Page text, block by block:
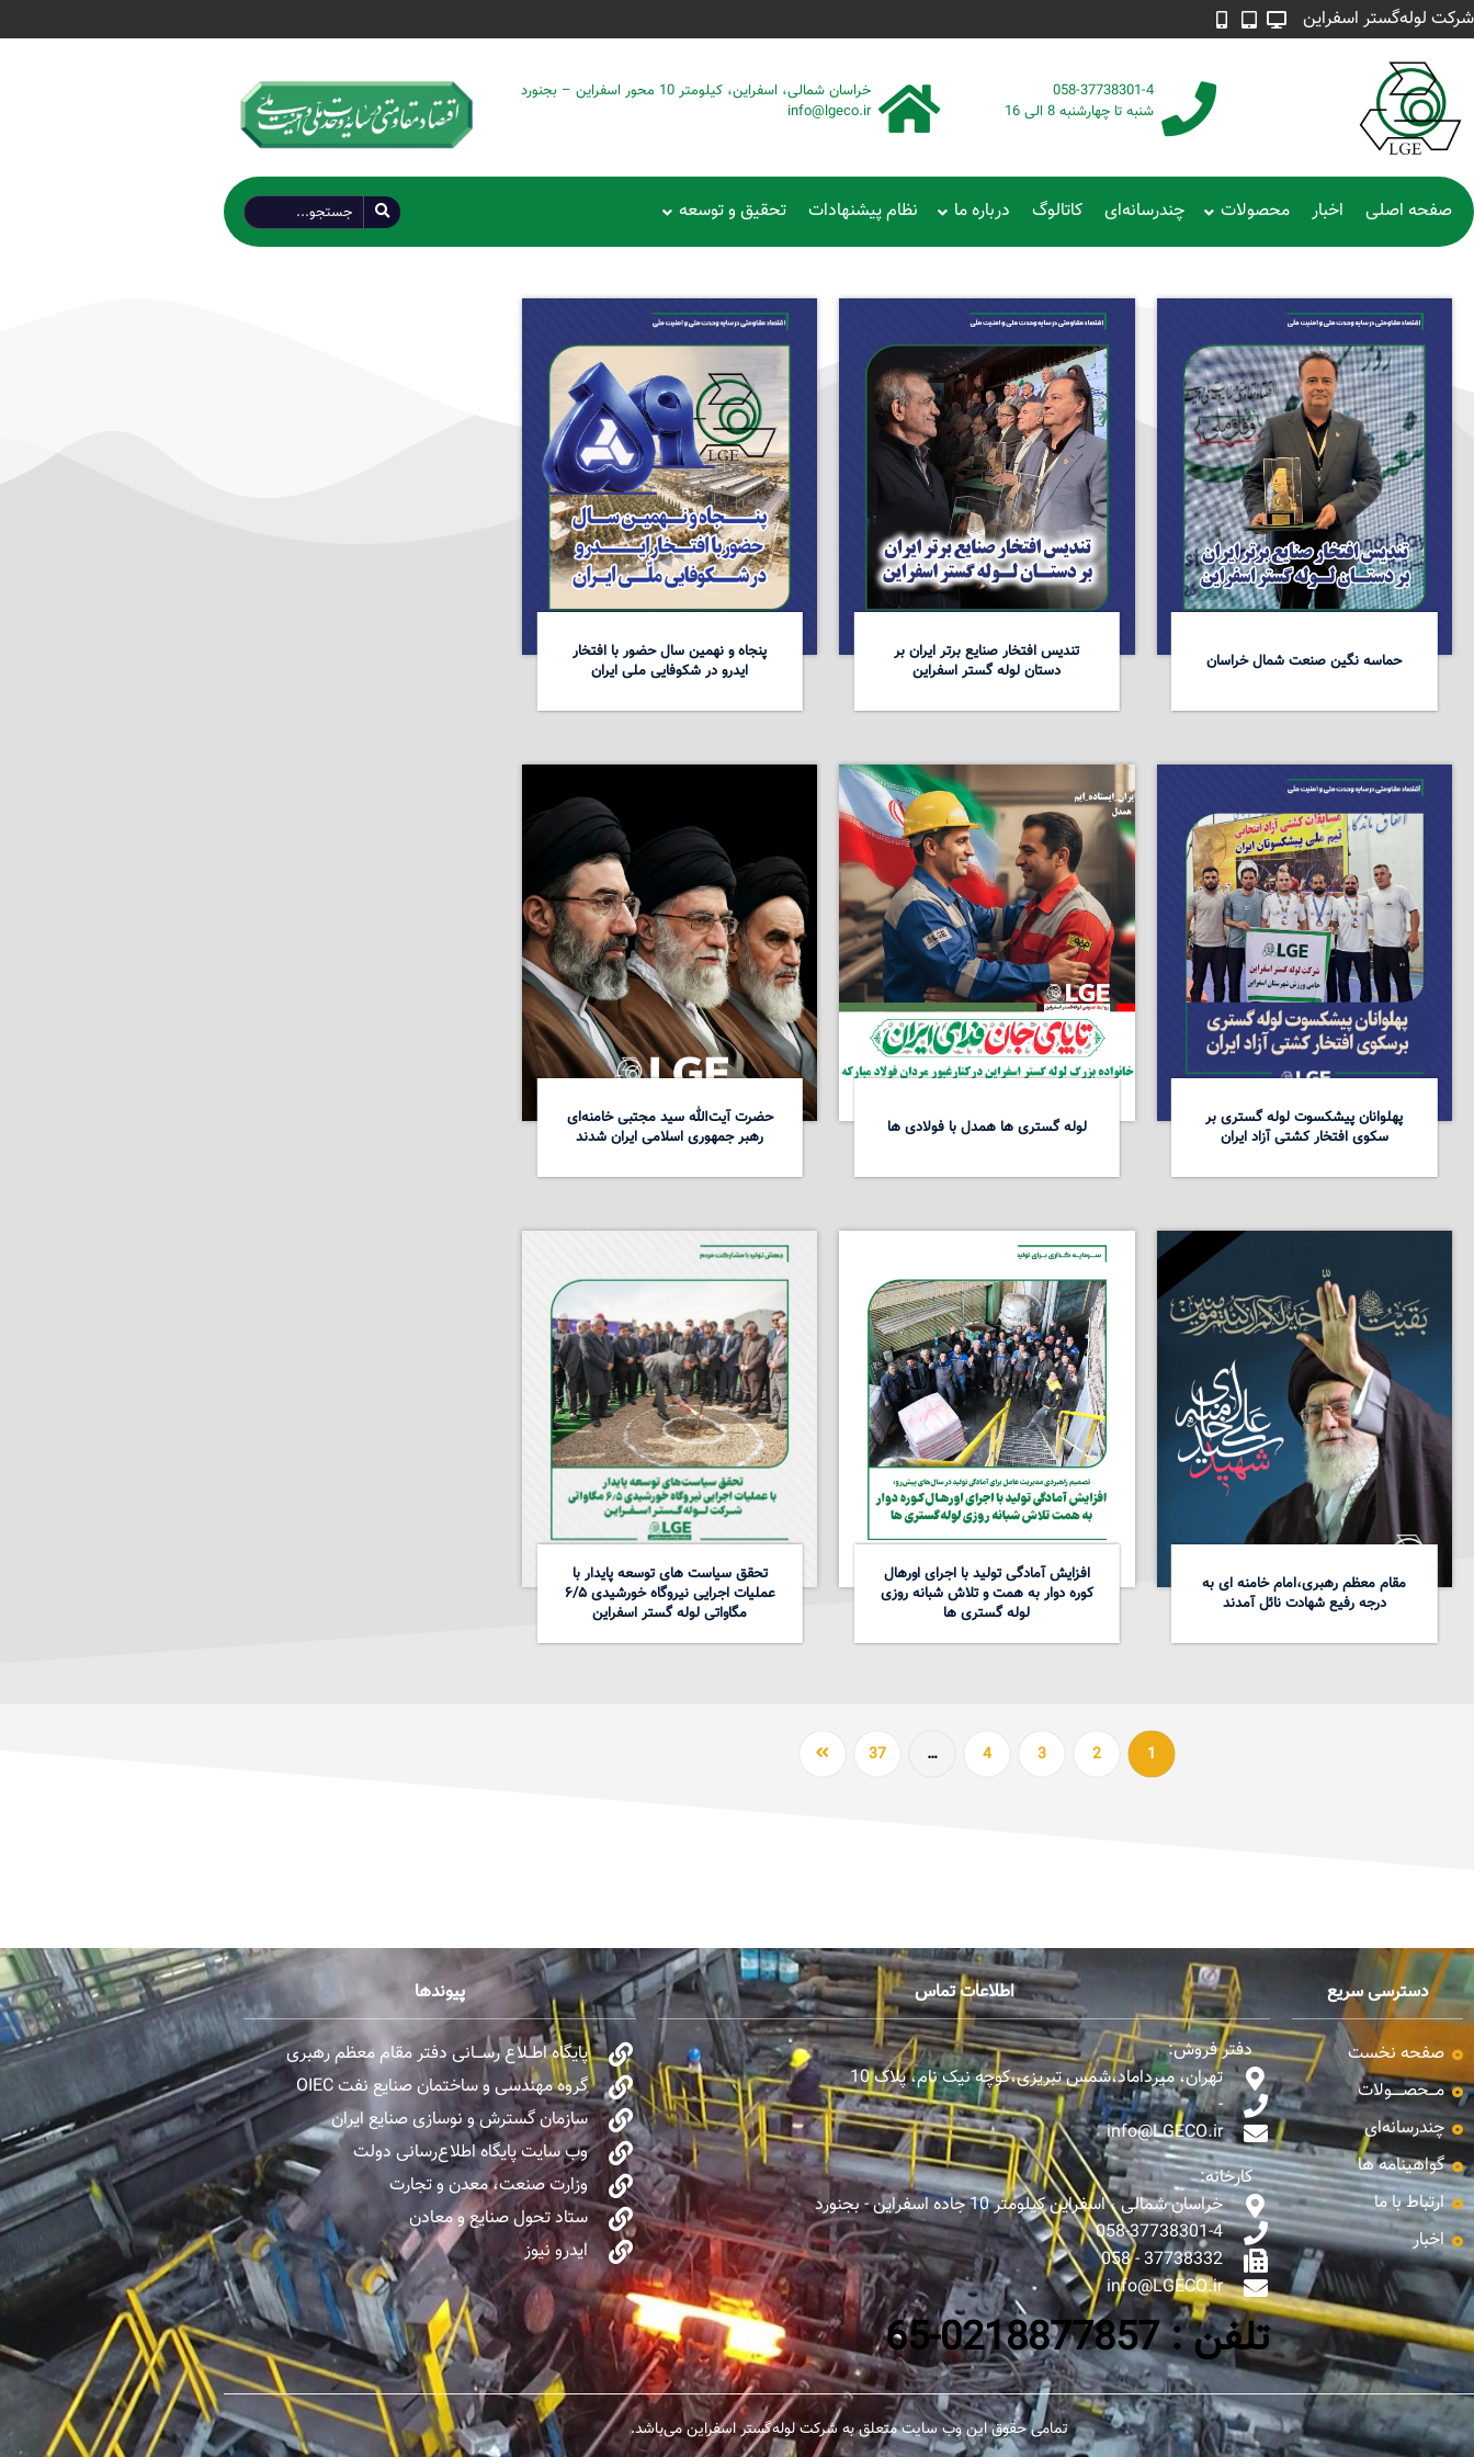
شرکت لوله‌گستر اسفراین
058-37738301-4
شنبه تا چهارشنبه 8 الی 16
خراسان شمالی، اسفراین، کیلومتر 10 محور اسفراین – بجنورد
info@lgeco.ir
صفحه اصلی اخبار محصولات چندرسانه‌ای کاتالوگ درباره ما نظام پیشنهادات تحقیق و توسعه
حماسه نگین صنعت شمال خراسان
تندیس افتخار صنایع برتر ایران بر
دستان لوله گستر اسفراین
پنجاه و نهمین سال حضور با افتخار
ایدرو در شکوفایی ملی ایران
پهلوانان پیشکسوت لوله گستری بر
سکوی افتخار کشتی آزاد ایران
لوله گستری ها همدل با فولادی ها
حضرت آیت‌الله سید مجتبی خامنه‌ای
رهبر جمهوری اسلامی ایران شدند
مقام معظم رهبری،امام خامنه ای به
درجه رفیع شهادت نائل آمدند
افزایش آمادگی تولید با اجرای اورهال
کوره دوار به همت و تلاش شبانه روزی
لوله گستری ها
تحقق سیاست های توسعه پایدار با
عملیات اجرایی نیروگاه خورشیدی ۶/۵
مگاواتی لوله گستر اسفراین
1
2
3
4
…
37
دسترسی سریع
صفحه نخست
مـــحصـــــولات
چندرسانه‌ای
گواهینامه ها
ارتباط با ما
اخبار
اطلاعات تماس
دفتر فروش:
تهران، میرداماد،شمس تبریزی،کوچه نیک نام، پلاک 10
-
info@LGECO.ir
کارخانه:
خراسان شمالی ، اسفراین کیلومتر 10 جاده اسفراین - بجنورد
058-37738301-4
37738332 - 058
info@LGECO.ir
تلفن : 0218877857-65
پیوندها
پایگاه اطــلاع رســـانی دفتر مقام معظم رهبری
گروه مهندسی و ساختمان صنایع نفت OIEC
سازمان گسترش و نوسازی صنایع ایران
وب سایت پایگاه اطلاع‌رسانی دولت
وزارت صنعت، معدن و تجارت
ستاد تحول صنایع و معادن
ایدرو نیوز
تمامی حقوق این وب سایت متعلق به شرکت لوله‌گستر اسفراین می‌باشد.